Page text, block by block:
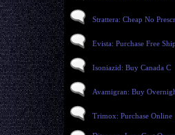
Strattera: Cheap No
Evista: Purchase Free
Isoniazid: Buy Canada C
Avamigran: Buy
Trimox: Purchase Online